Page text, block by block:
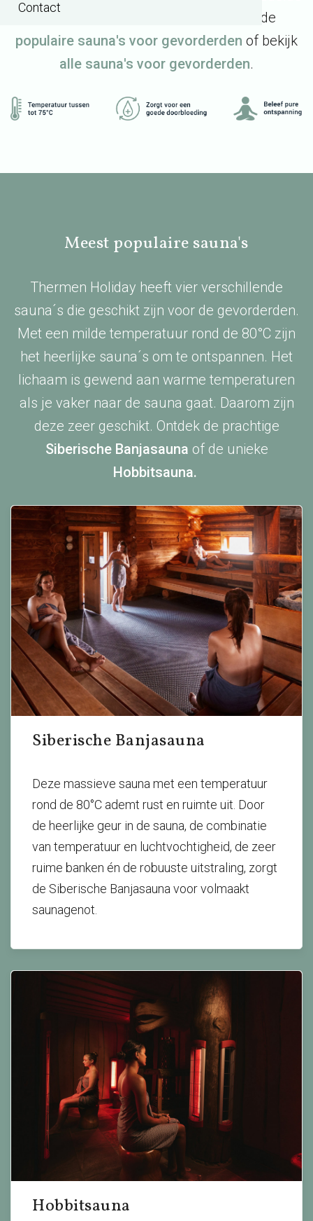
Contact
warmte in de saunacabines. Ontdek de
populaire sauna's voor gevorderden of bekijk
alle sauna's voor gevorderden.
Meest populaire sauna's
Thermen Holiday heeft vier verschillende
sauna´s die geschikt zijn voor de gevorderden.
Met een milde temperatuur rond de 80°C zijn
het heerlijke sauna´s om te ontspannen. Het
lichaam is gewend aan warme temperaturen
als je vaker naar de sauna gaat. Daarom zijn
deze zeer geschikt. Ontdek de prachtige
Siberische Banjasauna of de unieke
Hobbitsauna.
Siberische Banjasauna
Deze massieve sauna met een temperatuur
rond de 80°C ademt rust en ruimte uit. Door
de heerlijke geur in de sauna, de combinatie
van temperatuur en luchtvochtigheid, de zeer
ruime banken én de robuuste uitstraling, zorgt
de Siberische Banjasauna voor volmaakt
saunagenot.
Hobbitsauna